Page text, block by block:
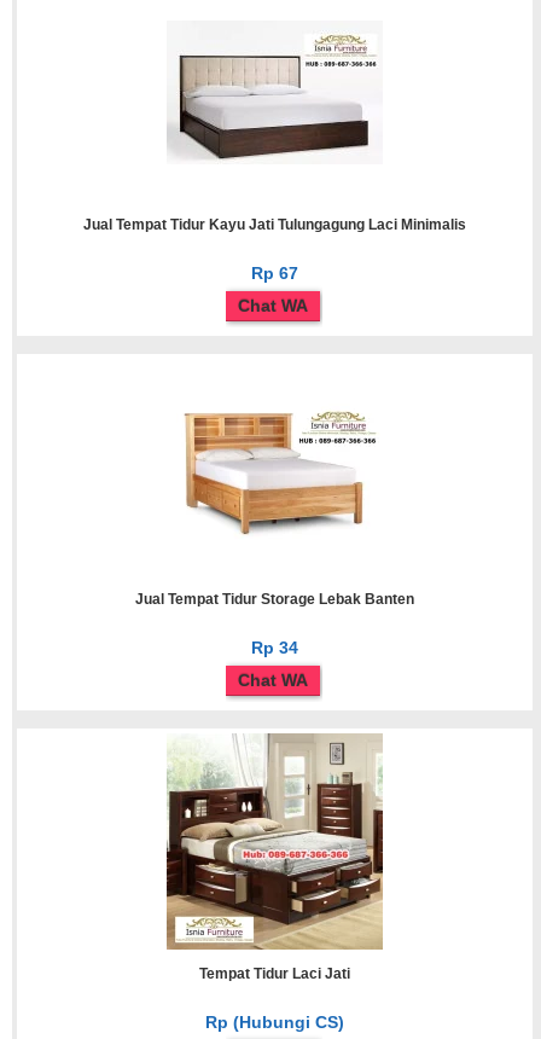
Jual Tempat Tidur Kayu Jati Tulungagung Laci Minimalis
Rp 67
Chat WA
Jual Tempat Tidur Storage Lebak Banten
Rp 34
Chat WA
Tempat Tidur Laci Jati
Rp (Hubungi CS)